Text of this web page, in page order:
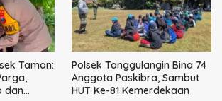
Taman:
dan
Polsek Tanggulangin Bina 74
Anggota Paskibra, Sambut
HUT Ke-81 Kemerdekaan